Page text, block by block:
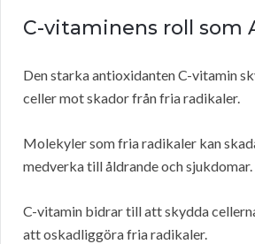
C-vitaminens roll som
Den starka antioxidanten C-vitamin
celler mot skador från fria radikaler.
Molekyler som fria radikaler kan
medverka till åldrande och sjukdomar.
C-vitamin bidrar till att skydda
att oskadliggöra fria radikaler.